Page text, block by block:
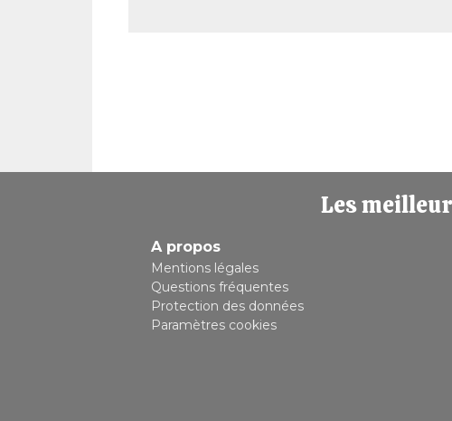
Les
A propos
Mentions légales
Questions fréquentes
Protection des données
Paramètres cookies